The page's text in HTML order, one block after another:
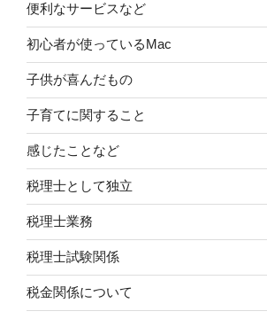
便利なサービスなど
初心者が使っているMac
子供が喜んだもの
子育てに関すること
感じたことなど
税理士として独立
税理士業務
税理士試験関係
税金関係について